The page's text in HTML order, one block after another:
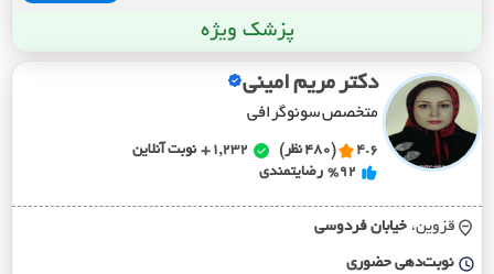
پزشک ویژه
دکتر مریم امینی
متخصص سونوگرافی
4.6 (480 نظر) 1,232+
نوبت آنلاین
%92 رضایتمندی
قزوین، خيابان فردوسي
نوبت‌دهی حضوری